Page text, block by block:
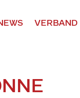
VERBAND